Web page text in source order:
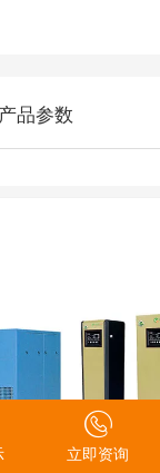
产品参数
缩
空压机
立即资询